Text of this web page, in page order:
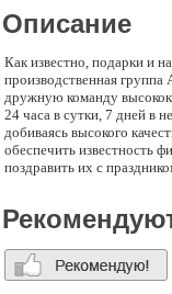
Описание
Как известно, подарки и
производственная группа
дружную команду
24 часа в сутки, 7 дней в
добиваясь высокого
обеспечить известность
поздравить их с
обрисовку, изменение
наград, бейджей и
широкого спектра
сувенирной